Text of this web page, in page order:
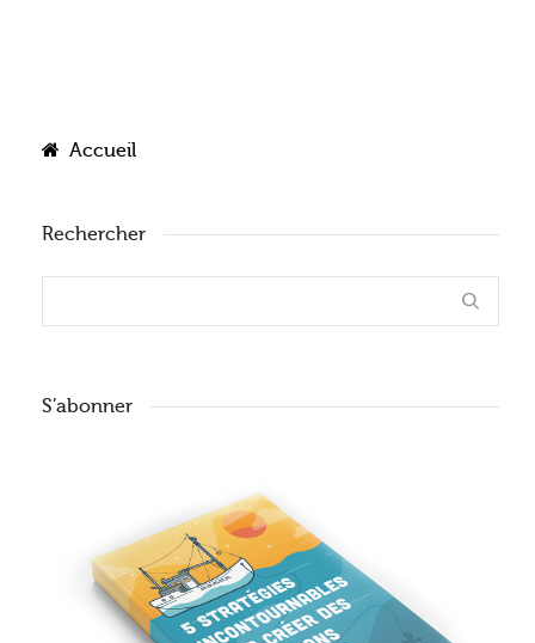
Accueil
Rechercher
S’abonner